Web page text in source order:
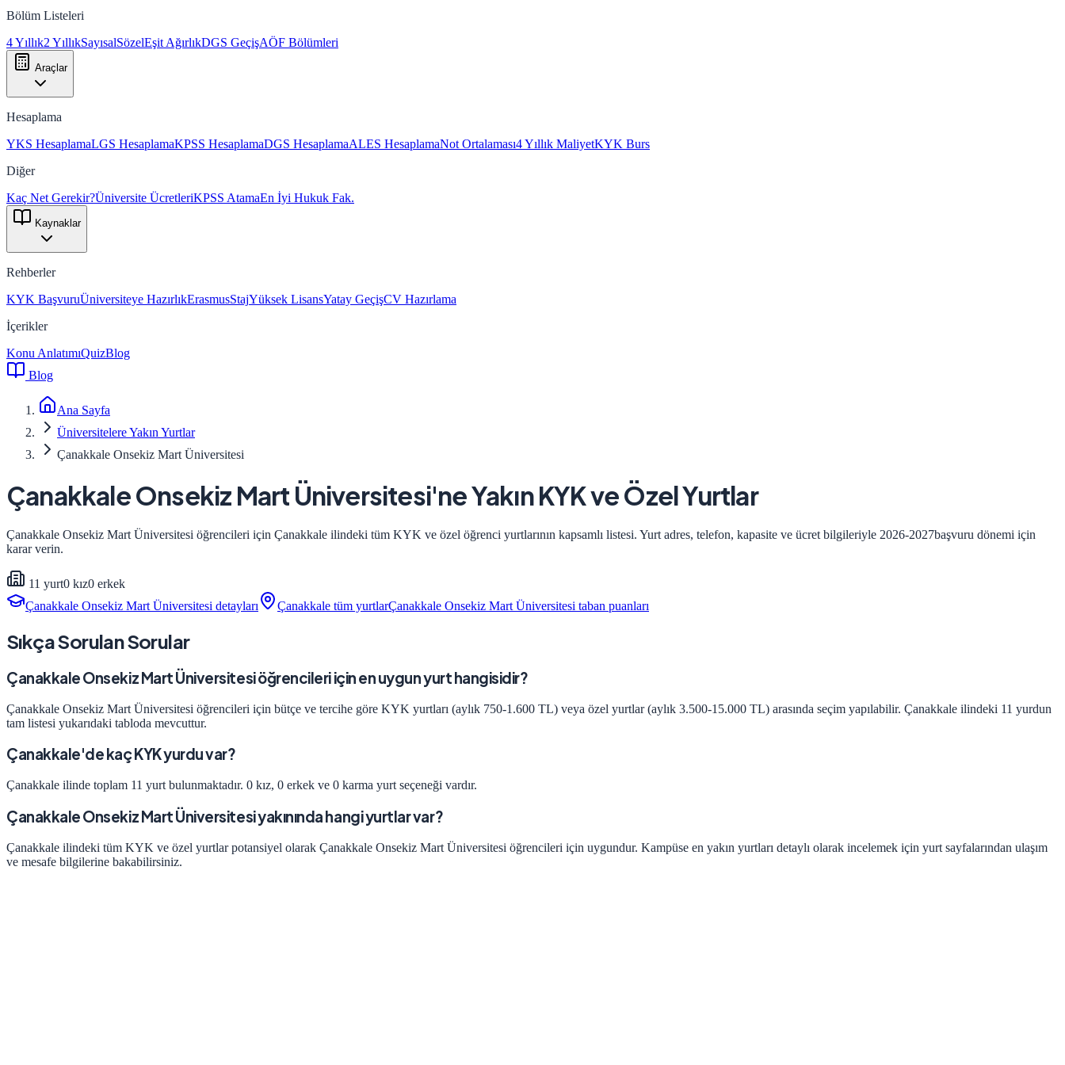
Bölüm Listeleri
4 Yıllık2 YıllıkSayısalSözelEşit AğırlıkDGS GeçişAÖF Bölümleri
Araçlar
Hesaplama
YKS HesaplamaLGS HesaplamaKPSS HesaplamaDGS HesaplamaALES HesaplamaNot Ortalaması4 Yıllık MaliyetKYK Burs
Diğer
Kaç Net Gerekir?Üniversite ÜcretleriKPSS AtamaEn İyi Hukuk Fak.
Kaynaklar
Rehberler
KYK BaşvuruÜniversiteye HazırlıkErasmusStajYüksek LisansYatay GeçişCV Hazırlama
İçerikler
Konu AnlatımıQuizBlog
Blog
Ana Sayfa
Üniversitelere Yakın Yurtlar
Çanakkale Onsekiz Mart Üniversitesi
Çanakkale Onsekiz Mart Üniversitesi'ne Yakın KYK ve Özel Yurtlar
Çanakkale Onsekiz Mart Üniversitesi öğrencileri için Çanakkale ilindeki tüm KYK ve özel öğrenci yurtlarının kapsamlı listesi. Yurt adres, telefon, kapasite ve ücret bilgileriyle 2026-2027başvuru dönemi için
karar verin.
11 yurt0 kız0 erkek
Çanakkale Onsekiz Mart Üniversitesi detayları Çanakkale tüm yurtlarÇanakkale Onsekiz Mart Üniversitesi taban puanları
Sıkça Sorulan Sorular
Çanakkale Onsekiz Mart Üniversitesi öğrencileri için en uygun yurt hangisidir?
Çanakkale Onsekiz Mart Üniversitesi öğrencileri için bütçe ve tercihe göre KYK yurtları (aylık 750-1.600 TL) veya özel yurtlar (aylık 3.500-15.000 TL) arasında seçim yapılabilir. Çanakkale ilindeki 11 yurdun
tam listesi yukarıdaki tabloda mevcuttur.
Çanakkale'de kaç KYK yurdu var?
Çanakkale ilinde toplam 11 yurt bulunmaktadır. 0 kız, 0 erkek ve 0 karma yurt seçeneği vardır.
Çanakkale Onsekiz Mart Üniversitesi yakınında hangi yurtlar var?
Çanakkale ilindeki tüm KYK ve özel yurtlar potansiyel olarak Çanakkale Onsekiz Mart Üniversitesi öğrencileri için uygundur. Kampüse en yakın yurtları detaylı olarak incelemek için yurt sayfalarından ulaşım
ve mesafe bilgilerine bakabilirsiniz.